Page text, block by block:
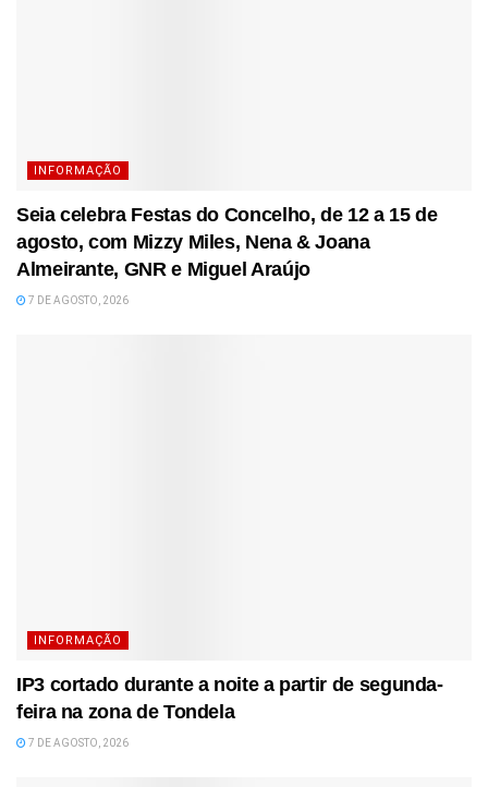
INFORMAÇÃO
Seia celebra Festas do Concelho, de 12 a 15 de
agosto, com Mizzy Miles, Nena & Joana
Almeirante, GNR e Miguel Araújo
7 DE AGOSTO, 2026
INFORMAÇÃO
IP3 cortado durante a noite a partir de segunda-
feira na zona de Tondela
7 DE AGOSTO, 2026